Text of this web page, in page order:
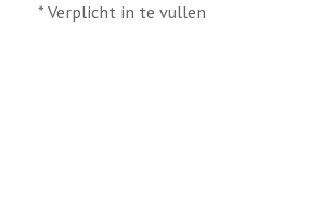
* Verplicht in te vullen